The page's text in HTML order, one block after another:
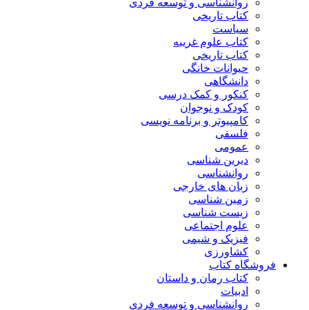
کتاب تاریخی
سیاست
کتاب علوم غریبه
کتاب تاریخی
حیوانات خانگی
دانشگاهی
کنکور و کمک‌ درسی
کودک و نوجوان
کامپیوتر و برنامه نویسی
فلسفی
عمومی
دیرین شناسی
روانشناسی
زبان های خارجی
زمین شناسی
زیست شناسی
علوم اجتماعی
فیزیک و شیمی
کشاورزی
فروشگاه کتاب
کتاب رمان و داستان
ادبیات
روانشناسی و توسعه فردی